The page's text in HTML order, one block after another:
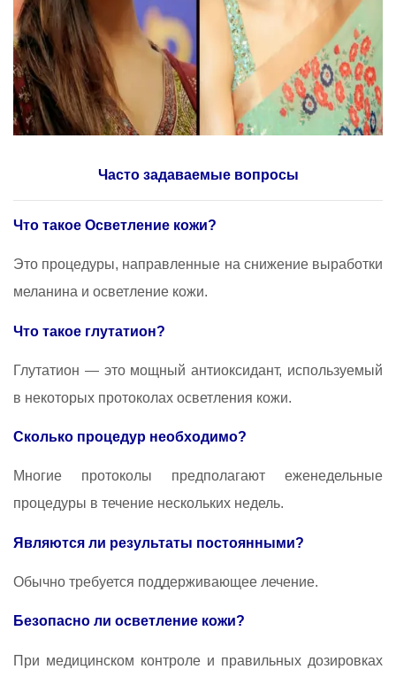
Часто задаваемые вопросы
Что такое Осветление кожи?
Это процедуры, направленные на снижение выработки
меланина и осветление кожи.
Что такое глутатион?
Глутатион — это мощный антиоксидант, используемый
в некоторых протоколах осветления кожи.
Сколько процедур необходимо?
Многие протоколы предполагают еженедельные
процедуры в течение нескольких недель.
Являются ли результаты постоянными?
Обычно требуется поддерживающее лечение.
Безопасно ли осветление кожи?
При медицинском контроле и правильных дозировках